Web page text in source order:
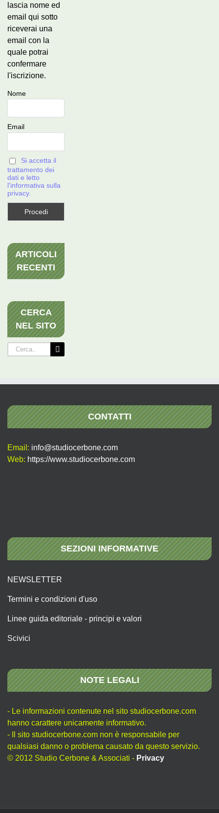
lascia nome ed
email qui sotto
riceverai una
email con la
quale potrai
confermare
l'iscrizione.
Nome
Email
Si accetta il
trattamento dei
dati e letto
l'informativa sulla
privacy.
ARTICOLI
RECENTI
CERCA
NEL SITO
Cerca
per:
CONTATTI
Email: info@studiocerbone.com
Web: https://www.studiocerbone.com
SEZIONI INFORMATIVE
NEWSLETTER
Termini e condizioni d'uso
Linee guida editoriale - principi e valori
Scivici
NOTE LEGALI
- Le informazioni contenute nel sito studiocerbone.com
hanno carattere unicamente informativo.
- Il sito studiocerbone.com non è responsabile per
qualsiasi danno o problema causato da questo servizio.
© 2012 Studio Cerbone & Associati - Privacy